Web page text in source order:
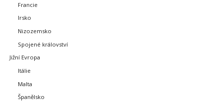
Francie
Irsko
Nizozemsko
Spojené království
Jižní Evropa
Itálie
Malta
Španělsko